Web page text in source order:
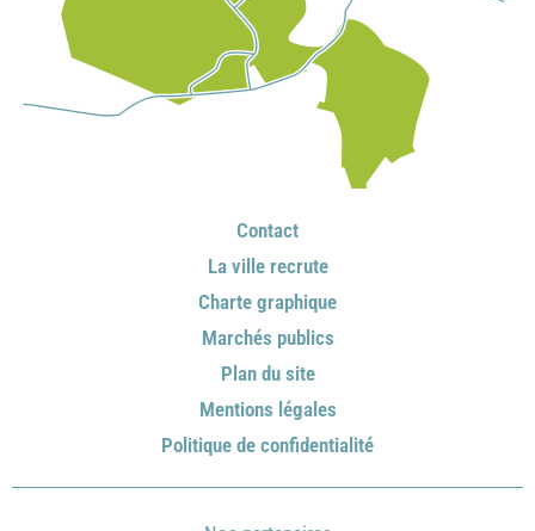
Contact
La ville recrute
Charte graphique
Marchés publics
Plan du site
Mentions légales
Politique de confidentialité